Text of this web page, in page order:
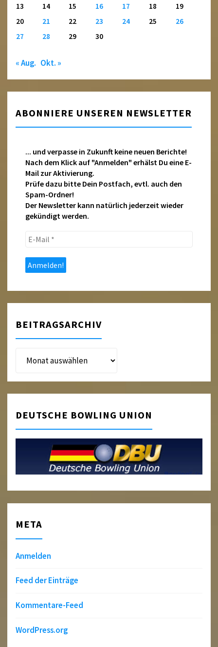
13
14 15 16 17 18
19
20
21 22 23 24 25
26
27
28 29 30
« Aug. Okt. »
ABONNIERE UNSEREN NEWSLETTER
... und verpasse in Zukunft keine neuen Berichte!
Nach dem Klick auf "Anmelden" erhälst Du eine E-
Mail zur Aktivierung.
Prüfe dazu bitte Dein Postfach, evtl. auch den
Spam-Ordner!
Der Newsletter kann natürlich jederzeit wieder
gekündigt werden.
E-
*
BEITRAGSARCHIV
Beitragsarchiv
DEUTSCHE BOWLING UNION
META
Anmelden
Feed der Einträge
Kommentare-Feed
WordPress.org